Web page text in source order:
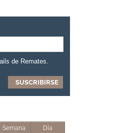
de Remates.
Semana Día